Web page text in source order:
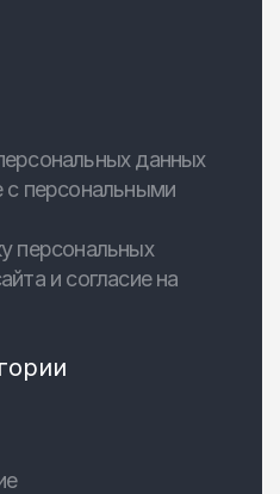
данных
с персональными
персональных
и согласие на